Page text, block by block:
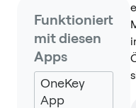
Funktioniert
mit diesen
Apps
OneKey
App